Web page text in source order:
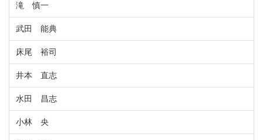
滝 慎一
武田 能典
床尾 裕司
井本 直志
水田 昌志
小林 央